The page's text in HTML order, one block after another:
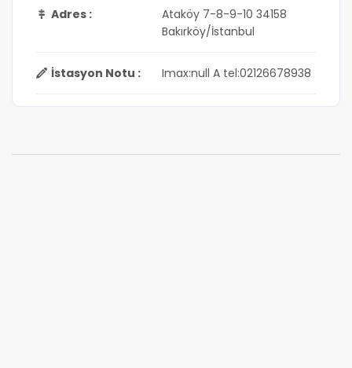
Adres :
Ataköy 7-8-9-10 34158
Bakırköy/İstanbul
İstasyon Notu : Imax:null A tel:02126678938